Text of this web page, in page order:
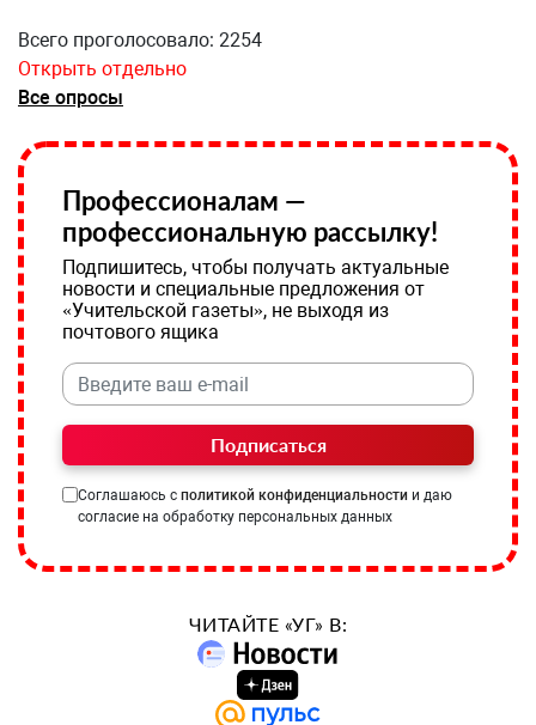
Всего проголосовало: 2254
Открыть отдельно
Все опросы
Профессионалам —
профессиональную рассылку!
Подпишитесь, чтобы получать актуальные
новости и специальные предложения от
«Учительской газеты», не выходя из
почтового ящика
Подписаться
Соглашаюсь с политикой конфиденциальности и даю
согласие на обработку персональных данных
ЧИТАЙТЕ «УГ» В: